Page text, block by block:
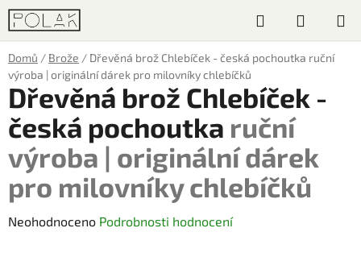
Přejít
obsah
Hledat
KOŠÍK
Domů / Brože / Dřevěná brož Chlebíček - česká pochoutka ruční
výroba | originální dárek pro milovníky chlebíčků
Dřevěná brož Chlebíček -
česká pochoutka ruční
výroba | originální dárek
pro milovníky chlebíčků
Průměrné
Neohodnoceno Podrobnosti hodnocení